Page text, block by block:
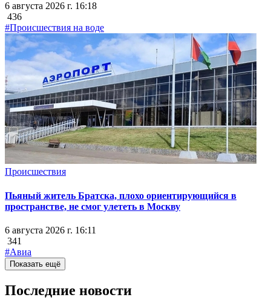
6 августа 2026 г. 16:18
436
#Происшествия на воде
Происшествия
Пьяный житель Братска, плохо ориентирующийся в
пространстве, не смог улететь в Москву
6 августа 2026 г. 16:11
341
#Авиа
Показать ещё
Последние новости